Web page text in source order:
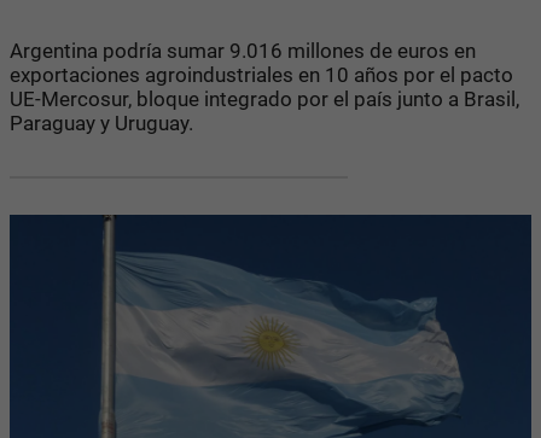
Argentina podría sumar 9.016 millones de euros en
exportaciones agroindustriales en 10 años por el pacto
UE-Mercosur, bloque integrado por el país junto a Brasil,
Paraguay y Uruguay.